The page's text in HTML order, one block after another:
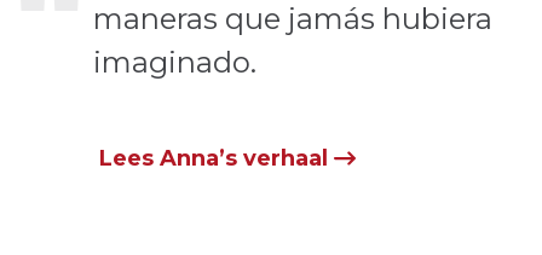
maneras que jamás hubiera
imaginado.
Lees Anna’s verhaal